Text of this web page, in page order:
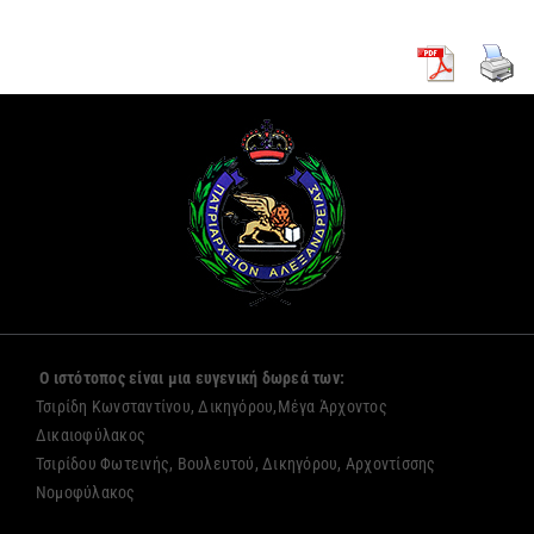
Ο ιστότοπος είναι μια ευγενική δωρεά των:
Τσιρίδη Κωνσταντίνου, Δικηγόρου,Μέγα Άρχοντος
Δικαιοφύλακος
Τσιρίδου Φωτεινής, Βουλευτού, Δικηγόρου, Αρχοντίσσης
Νομοφύλακος